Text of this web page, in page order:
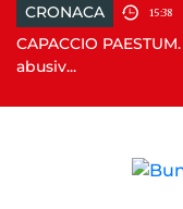
CRONACA 15:38
CAPACCIO
abusiv...